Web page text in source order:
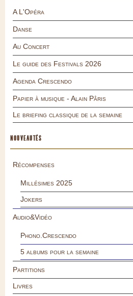
A L'Opéra
Danse
Au Concert
Le guide des Festivals 2026
Agenda Crescendo
Papier à musique - Alain Pâris
Le briefing classique de la semaine
NOUVEAUTÉS
Récompenses
Millésimes 2025
Jokers
Audio&Vidéo
Phono.Crescendo
5 albums pour la semaine
Partitions
Livres